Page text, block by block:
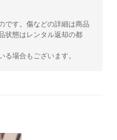
です。傷などの詳細は商品
状態はレンタル返却の都
る場合もございます。